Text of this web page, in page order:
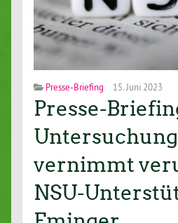
Presse-Briefing 15. Juni 2023
Presse-
vernimmt
NSU-